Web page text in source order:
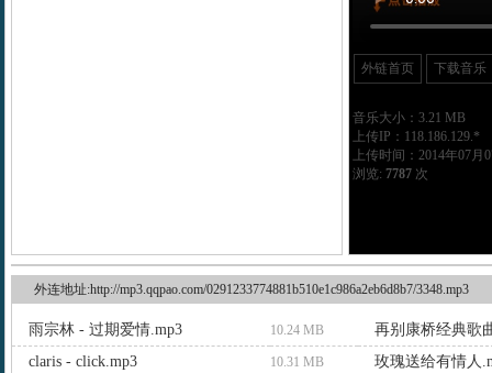
外链首页 下载音乐
音乐大小：3.21 MB
上传IP：118.186.129.*
上传时间：2014年07月
浏览: 7787次
外连地址:http://mp3.qqpao.com/0291233774881b510e1c986a2eb6d8b7/3348.mp3
雨宗林 - 过期爱情.mp3 10.24 MB
再别康桥经典歌
claris - click.mp3
10.31 MB
玫瑰送给有情人